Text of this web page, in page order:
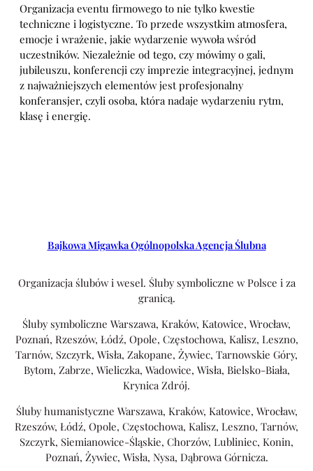
Organizacja eventu firmowego to nie tylko kwestie
techniczne i logistyczne. To przede wszystkim atmosfera,
emocje i wrażenie, jakie wydarzenie wywoła wśród
uczestników. Niezależnie od tego, czy mówimy o gali,
jubileuszu, konferencji czy imprezie integracyjnej, jednym
z najważniejszych elementów jest profesjonalny
konferansjer, czyli osoba, która nadaje wydarzeniu rytm,
klasę i energię.
Bajkowa Migawka Ogólnopolska Agencja Ślubna
Organizacja ślubów i wesel. Śluby symboliczne w Polsce i za
granicą.
Śluby symboliczne Warszawa, Kraków, Katowice, Wrocław,
Poznań, Rzeszów, Łódź, Opole, Częstochowa, Kalisz, Leszno,
Tarnów, Szczyrk, Wisła, Zakopane, Żywiec, Tarnowskie Góry,
Bytom, Zabrze, Wieliczka, Wadowice, Wisła, Bielsko-Biała,
Krynica Zdrój.
Śluby humanistyczne Warszawa, Kraków, Katowice, Wrocław,
Rzeszów, Łódź, Opole, Częstochowa, Kalisz, Leszno, Tarnów,
Szczyrk, Siemianowice-Śląskie, Chorzów, Lubliniec, Konin,
Poznań, Żywiec, Wisła, Nysa, Dąbrowa Górnicza.